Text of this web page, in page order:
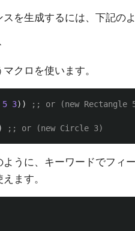
を生成するには、下記の
クロを使います。
5 3)) ;; or (new Rectangle
;; or (new Circle 3)
ように、キーワードでフィ
ます。